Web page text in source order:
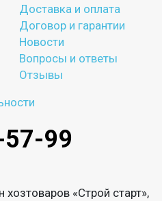
Доставка и оплата
Договор и гарантии
Новости
Вопросы и ответы
Отзывы
99
хозтоваров «Строй старт»,